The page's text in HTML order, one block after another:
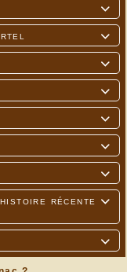








récente
